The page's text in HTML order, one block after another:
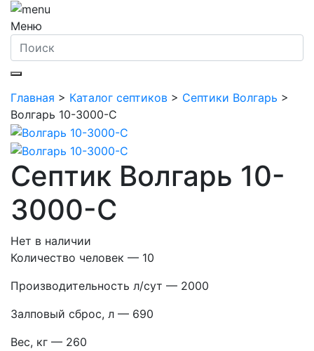
Меню
Главная > Каталог септиков > Септики Волгарь >
Волгарь 10-3000-С
Септик Волгарь 10-
3000-С
Нет в наличии
Количество человек — 10
Производительность л/сут — 2000
Залповый сброс, л — 690
Вес, кг — 260